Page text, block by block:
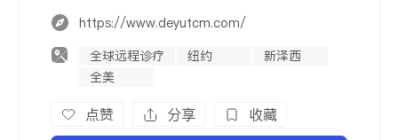
https://www.deyutcm.com/
全球远程诊疗
纽约
新泽西
全美
点赞 分享 收藏